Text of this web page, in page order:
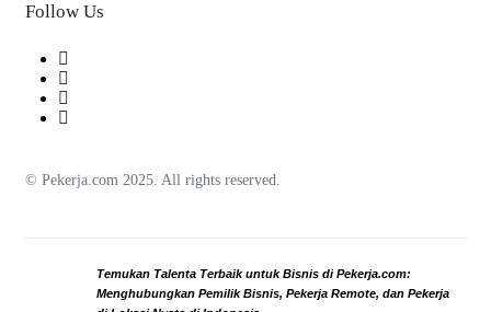
Follow Us
© Pekerja.com 2025. All rights reserved.
Temukan Talenta Terbaik untuk Bisnis di Pekerja.com:
Menghubungkan Pemilik Bisnis, Pekerja Remote, dan Pekerja